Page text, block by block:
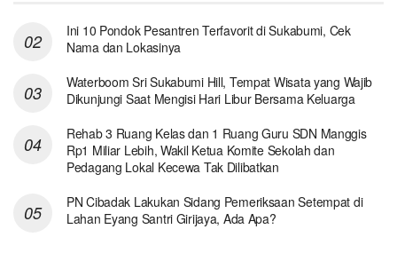
Ini 10 Pondok Pesantren Terfavorit di Sukabumi, Cek
Nama dan Lokasinya
Waterboom Sri Sukabumi Hill, Tempat Wisata yang Wajib
Dikunjungi Saat Mengisi Hari Libur Bersama Keluarga
Rehab 3 Ruang Kelas dan 1 Ruang Guru SDN Manggis
Rp1 Miliar Lebih, Wakil Ketua Komite Sekolah dan
Pedagang Lokal Kecewa Tak Dilibatkan
PN Cibadak Lakukan Sidang Pemeriksaan Setempat di
Lahan Eyang Santri Girijaya, Ada Apa?